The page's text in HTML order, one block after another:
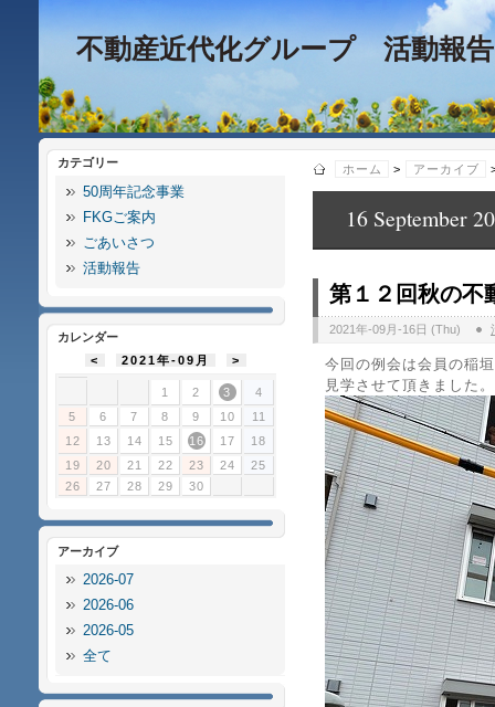
不動産近代化グループ 活動報告
ホーム > アーカイブ
16 September
第１２回秋の不
2021年-09月-16日 (Thu)
今回の例会は会員の稲
見学させて頂きました
カテゴリー
50周年記念事業
FKGご案内
ごあいさつ
活動報告
カレンダー
<
2021年-09月 >
1 2 3
4
5
6 7 8 9 10
11
12
13 14 15 16 17
18
19
20 21 22 23 24
25
26
27 28 29 30
アーカイブ
2026-07
2026-06
2026-05
全て